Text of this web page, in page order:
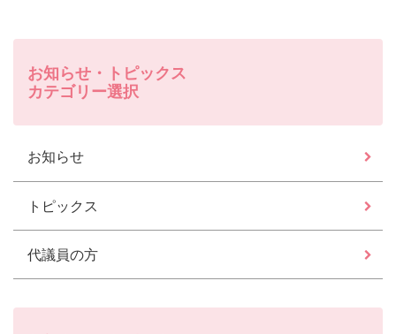
お知らせ・トピックス
カテゴリー選択
お知らせ
トピックス
代議員の方